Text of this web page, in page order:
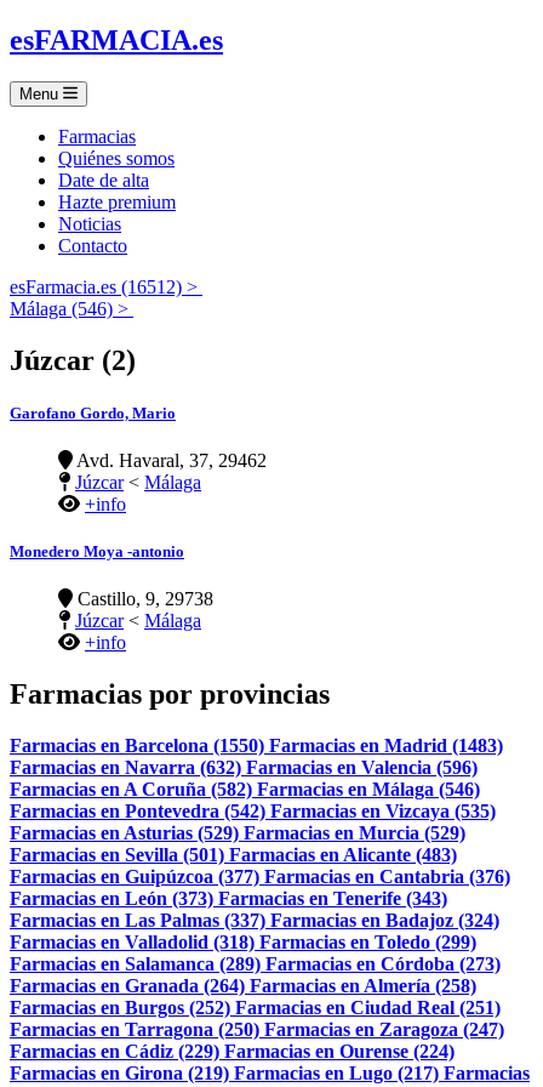
esFARMACIA.es
Menu
Farmacias
Quiénes somos
Date de alta
Hazte premium
Noticias
Contacto
esFarmacia.es (16512) >
Málaga (546) >
Júzcar (2)
Garofano Gordo, Mario
Avd. Havaral, 37, 29462
Júzcar< Málaga
+info
Monedero Moya -antonio
Castillo, 9, 29738
Júzcar< Málaga
+info
Farmacias por provincias
Farmacias en Barcelona (1550) Farmacias en Madrid (1483)
Farmacias en Navarra (632) Farmacias en Valencia (596)
Farmacias en A Coruña (582) Farmacias en Málaga (546)
Farmacias en Pontevedra (542) Farmacias en Vizcaya (535)
Farmacias en Asturias (529) Farmacias en Murcia (529)
Farmacias en Sevilla (501) Farmacias en Alicante (483)
Farmacias en Guipúzcoa (377) Farmacias en Cantabria (376)
Farmacias en León (373) Farmacias en Tenerife (343)
Farmacias en Las Palmas (337) Farmacias en Badajoz (324)
Farmacias en Valladolid (318) Farmacias en Toledo (299)
Farmacias en Salamanca (289) Farmacias en Córdoba (273)
Farmacias en Granada (264) Farmacias en Almería (258)
Farmacias en Burgos (252) Farmacias en Ciudad Real (251)
Farmacias en Tarragona (250) Farmacias en Zaragoza (247)
Farmacias en Cádiz (229) Farmacias en Ourense (224)
Farmacias en Girona (219) Farmacias en Lugo (217) Farmacias